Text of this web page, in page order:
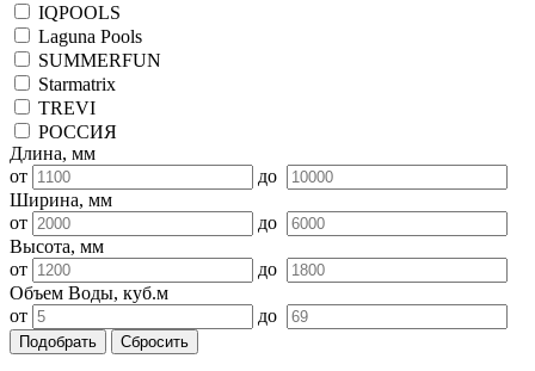
IQPOOLS
Laguna Pools
SUMMERFUN
Starmatrix
TREVI
РОССИЯ
Длина, мм
от
до
Ширина, мм
от
до
Высота, мм
от
до
Объем Воды, куб.м
от
до
Подобрать Сбросить